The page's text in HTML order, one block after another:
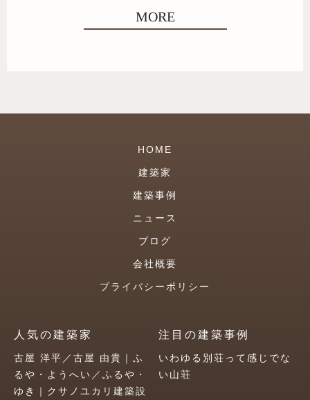
MORE
HOME
建築家
建築事例
ニュース
ブログ
会社概要
プライバシーポリシー
人気の建築家
古屋 洋平／古屋 由貴｜ふ
るや・ようへい／ふるや・
ゆき｜クサノユカリ建築設
注目の建築事例
いわゆる別荘って感じでな
い山荘